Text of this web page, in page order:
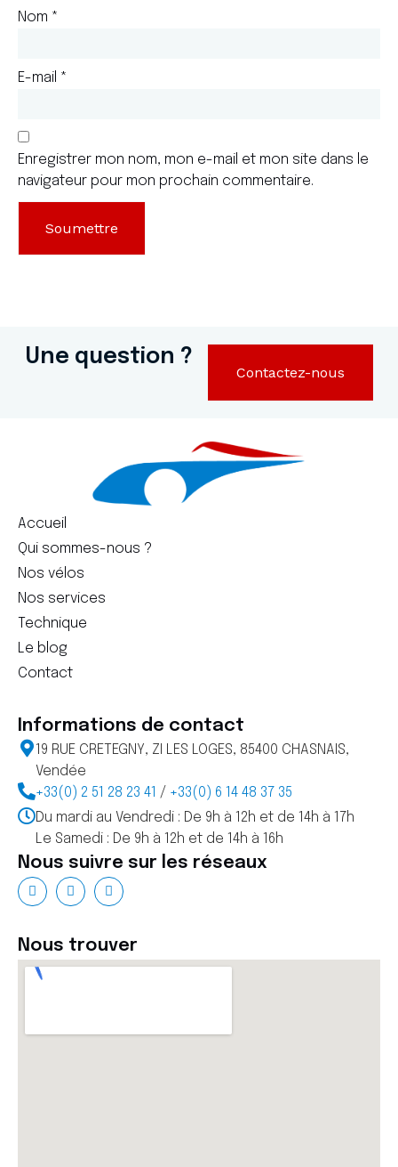
Nom *
E-mail *
Enregistrer mon nom, mon e-mail et mon site dans le
navigateur pour mon prochain commentaire.
Une question ?
Contactez-nous
Accueil
Qui sommes-nous ?
Nos vélos
Nos services
Technique
Le blog
Contact
Informations de contact
19 RUE CRETEGNY, ZI LES LOGES, 85400 CHASNAIS,
Vendée
+33(0) 2 51 28 23 41 / +33(0) 6 14 48 37 35
Du mardi au Vendredi : De 9h à 12h et de 14h à 17h
Le Samedi : De 9h à 12h et de 14h à 16h
Nous suivre sur les réseaux
Nous trouver